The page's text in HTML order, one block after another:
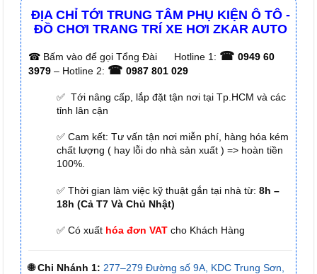
ĐỊA CHỈ TỚI TRUNG TÂM PHỤ KIỆN Ô TÔ -
ĐỒ CHƠI TRANG TRÍ XE HƠI ZKAR AUTO
☎ Bấm vào để gọi Tổng Đài Hotline 1: ☎ 0949 60
3979 – Hotline 2: ☎ 0987 801 029
✅ Tới nâng cấp, lắp đặt tận nơi tại Tp.HCM và các
tỉnh lân cận
✅ Cam kết: Tư vấn tận nơi miễn phí, hàng hóa kém
chất lượng ( hay lỗi do nhà sản xuất ) => hoàn tiền
100%.
✅ Thời gian làm việc kỹ thuật gắn tại nhà từ: 8h –
18h (Cả T7 Và Chủ Nhật)
✅ Có xuất hóa đơn VAT cho Khách Hàng
🌐 Chi Nhánh 1: 277–279 Đường số 9A, KDC Trung Sơn,